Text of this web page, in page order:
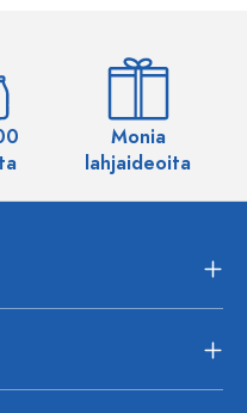
Monia
lahjaideoita